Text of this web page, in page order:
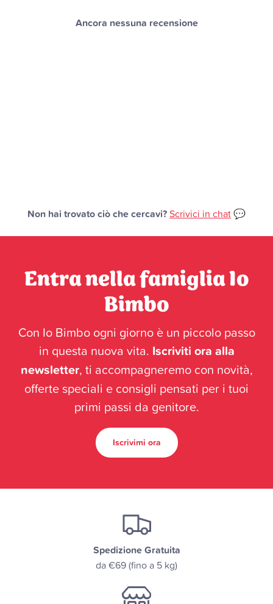
Ancora nessuna recensione
Non hai trovato ciò che cercavi? Scrivici in chat💬
Entra nella famiglia Io
Bimbo
Con Io Bimbo ogni giorno è un piccolo passo
in questa nuova vita. Iscriviti ora alla
newsletter, ti accompagneremo con novità,
offerte speciali e consigli pensati per i tuoi
primi passi da genitore.
Iscrivimi ora
Spedizione Gratuita
da €69 (fino a 5 kg)